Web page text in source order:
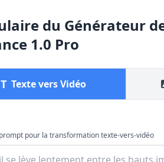
du Générateur
1.0 Pro
T Texte vers Vidéo
pour la transformation texte-vers-vidéo